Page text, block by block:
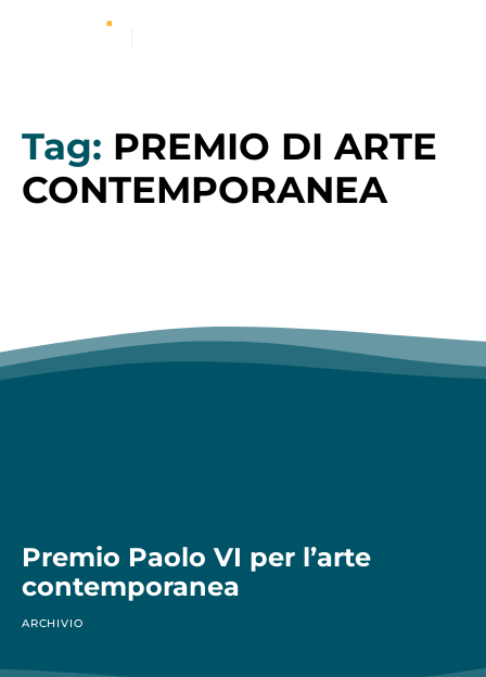
Tag: PREMIO DI ARTE
CONTEMPORANEA
Premio Paolo VI per l’arte
contemporanea
ARCHIVIO